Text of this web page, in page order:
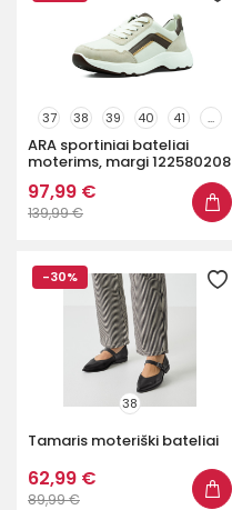
37 38 39 40 41 ...
ARA sportiniai bateliai
moterims, margi 122580208
97,99 €
139,99 €
-30%
38
Tamaris moteriški bateliai
62,99 €
89,99 €